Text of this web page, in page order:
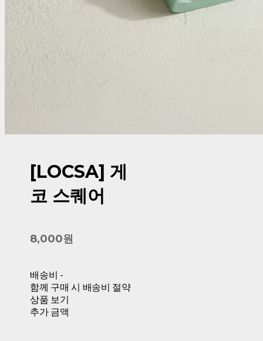
[LOCSA] 게
코 스퀘어
8,000원
배송비 -
함께 구매 시 배송비 절약
상품 보기
추가 금액